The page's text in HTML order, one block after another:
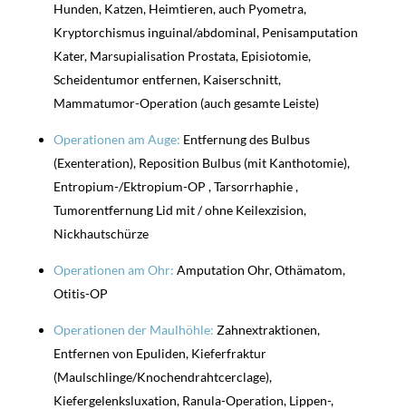
Hunden, Katzen, Heimtieren, auch Pyometra,
Kryptorchismus inguinal/abdominal, Penisamputation
Kater, Marsupialisation Prostata, Episiotomie,
Scheidentumor entfernen, Kaiserschnitt,
Mammatumor-Operation (auch gesamte Leiste)
Operationen am Auge: Entfernung des Bulbus
(Exenteration), Reposition Bulbus (mit Kanthotomie),
Entropium-/Ektropium-OP , Tarsorrhaphie ,
Tumorentfernung Lid mit / ohne Keilexzision,
Nickhautschürze
Operationen am Ohr: Amputation Ohr, Othämatom,
Otitis-OP
Operationen der Maulhöhle: Zahnextraktionen,
Entfernen von Epuliden, Kieferfraktur
(Maulschlinge/Knochendrahtcerclage),
Kiefergelenksluxation, Ranula-Operation, Lippen-,